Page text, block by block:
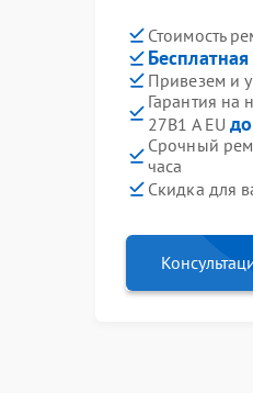
Стоимость
Привезем и
Гарантия
27B1 A EU
Срочный
часа
Скидка для